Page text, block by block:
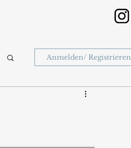
Anmelden/ Registrieren